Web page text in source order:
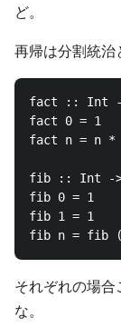
ど。
再帰は分割統治
fact :: Int
fact 0 = 1
fact n = n
fib :: Int -
fib 0 = 1
fib 1 = 1
それぞれの場
な。